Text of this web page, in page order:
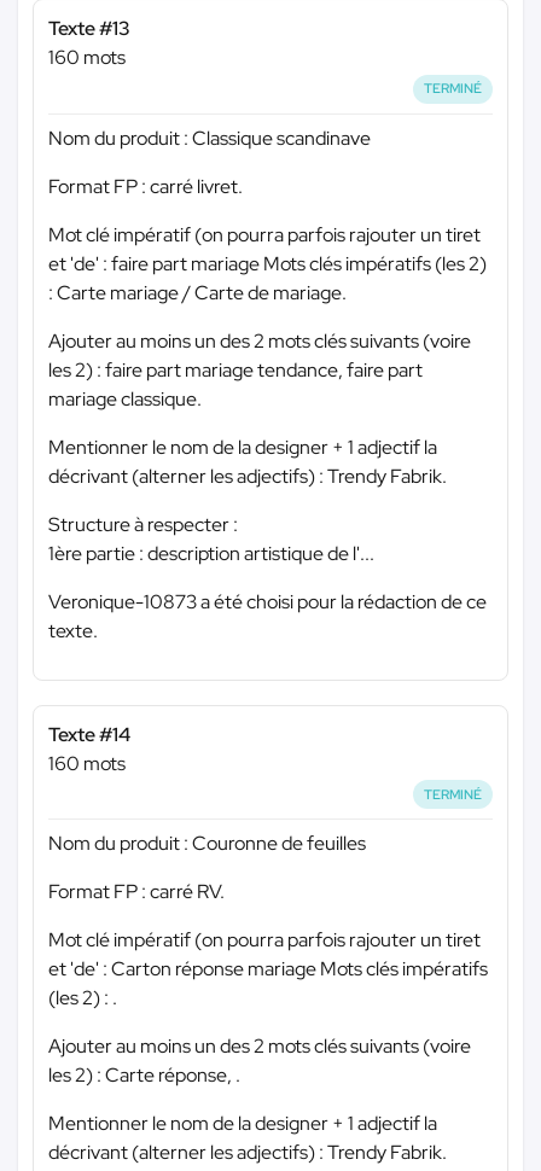
Texte #13
160 mots
TERMINÉ
Nom du produit : Classique scandinave
Format FP : carré livret.
Mot clé impératif (on pourra parfois rajouter un tiret
et 'de' : faire part mariage Mots clés impératifs (les 2)
: Carte mariage / Carte de mariage.
Ajouter au moins un des 2 mots clés suivants (voire
les 2) : faire part mariage tendance, faire part
mariage classique.
Mentionner le nom de la designer + 1 adjectif la
décrivant (alterner les adjectifs) : Trendy Fabrik.
Structure à respecter :
1ère partie : description artistique de l'...
Veronique-10873 a été choisi pour la rédaction de ce
texte.
Texte #14
160 mots
TERMINÉ
Nom du produit : Couronne de feuilles
Format FP : carré RV.
Mot clé impératif (on pourra parfois rajouter un tiret
et 'de' : Carton réponse mariage Mots clés impératifs
(les 2) : .
Ajouter au moins un des 2 mots clés suivants (voire
les 2) : Carte réponse, .
Mentionner le nom de la designer + 1 adjectif la
décrivant (alterner les adjectifs) : Trendy Fabrik.